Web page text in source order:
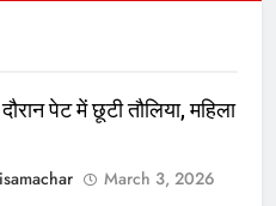
पेट में छूटी तौलिया, महिला
March 3, 2026